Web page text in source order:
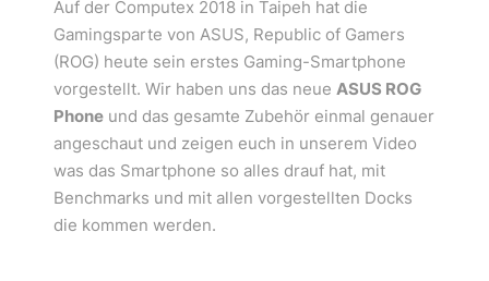
Auf der Computex 2018 in Taipeh hat die
Gamingsparte von ASUS, Republic of Gamers
(ROG) heute sein erstes Gaming-Smartphone
vorgestellt. Wir haben uns das neue ASUS ROG
Phoneund das gesamte Zubehör einmal genauer
angeschaut und zeigen euch in unserem Video
was das Smartphone so alles drauf hat, mit
Benchmarks und mit allen vorgestellten Docks
die kommen werden.